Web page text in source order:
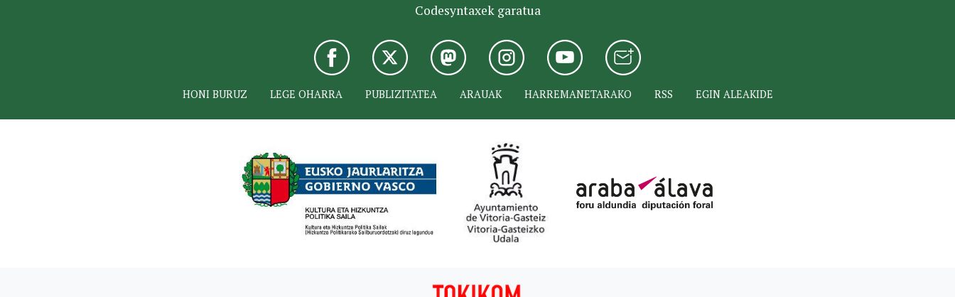
Codesyntaxek garatua
HONI BURUZ LEGE OHARRA PUBLIZITATEA ARAUAK HARREMANETARAKO RSS EGIN ALEAKIDE